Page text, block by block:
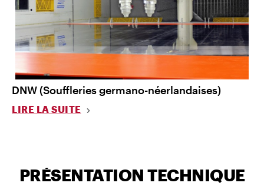
DNW (Souffleries germano-néerlandaises)
LIRE LA SUITE
PRÉSENTATION TECHNIQUE